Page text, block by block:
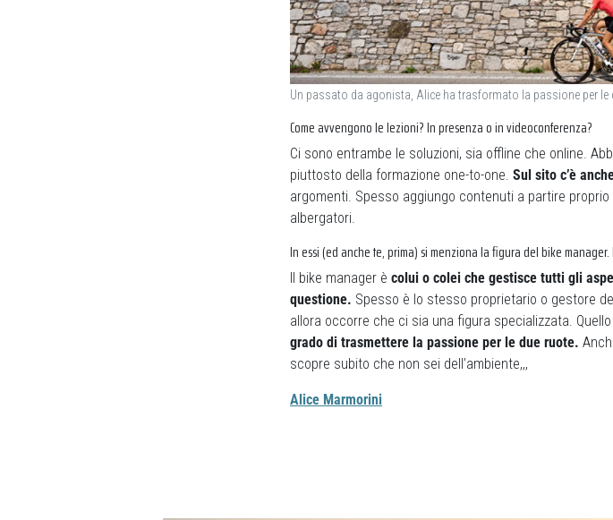
Un passato da agonista, Alice ha trasformato la passione per
Come avvengono le lezioni? In presenza o in videoconferenza?
Ci sono entrambe le soluzioni, sia offline che online.
piuttosto della formazione one-to-one. Sul sito c’è
argomenti. Spesso aggiungo contenuti a partire
albergatori.
In essi (ed anche te, prima) si menziona la figura del bike manager.
Il bike manager è colui o colei che gestisce tutti gli
questione. Spesso è lo stesso proprietario o gestore
allora occorre che ci sia una figura specializzata.
grado di trasmettere la passione per le due ruote.
scopre subito che non sei dell’ambiente,,,
Alice Marmorini